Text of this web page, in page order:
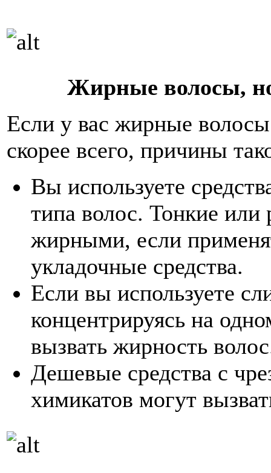
Жирные волосы,
Если у вас жирные
скорее всего, причины
Вы используете
типа волос. Тонкие или
жирными, если
укладочные средства.
Если вы используете
концентрируясь на
вызвать жирность
Дешевые средства с
химикатов могут